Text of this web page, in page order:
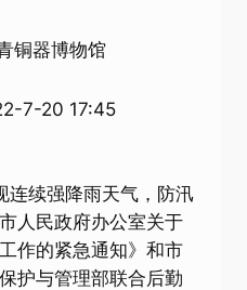
铜器博物馆
7-20 17:45
续强降雨天气，防汛
人民政府办公室关于
作的紧急通知》和市
护与管理部联合后勤